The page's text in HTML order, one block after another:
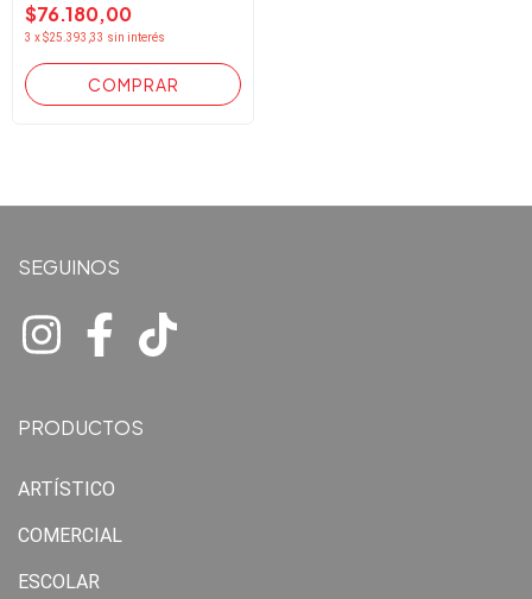
$76.180,00
3 x$25.393,33 sin interés
SEGUINOS
PRODUCTOS
ARTÍSTICO
COMERCIAL
ESCOLAR